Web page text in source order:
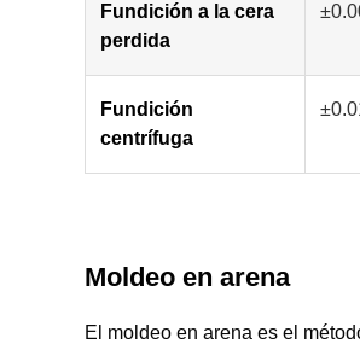
Fundición a la cera
perdida
Fundición
centrífuga
Moldeo en arena
El moldeo en arena es el